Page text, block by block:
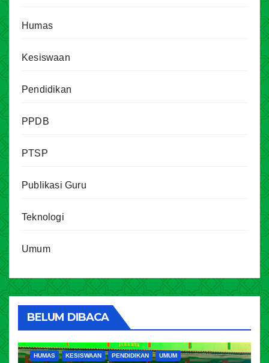
Humas
Kesiswaan
Pendidikan
PPDB
PTSP
Publikasi Guru
Teknologi
Umum
BELUM DIBACA
HUMAS KESISWAAN PENDIDIKAN UMUM